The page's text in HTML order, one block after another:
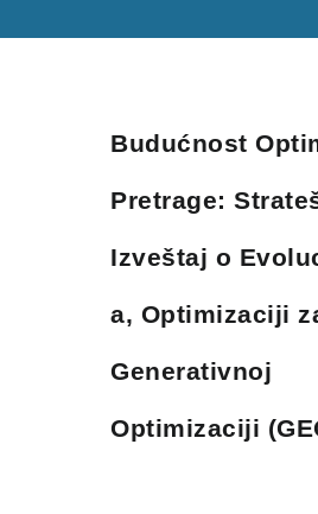
Budućnost
Pretrage:
Izveštaj o
a, Optimizaciji
Generativnoj
Optimizaciji